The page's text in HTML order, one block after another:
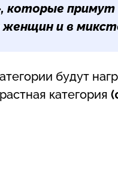
, которые примут
женщин и в
будут
категория